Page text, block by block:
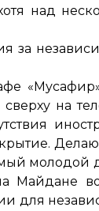
над
за
на
молодой
Майдане
для